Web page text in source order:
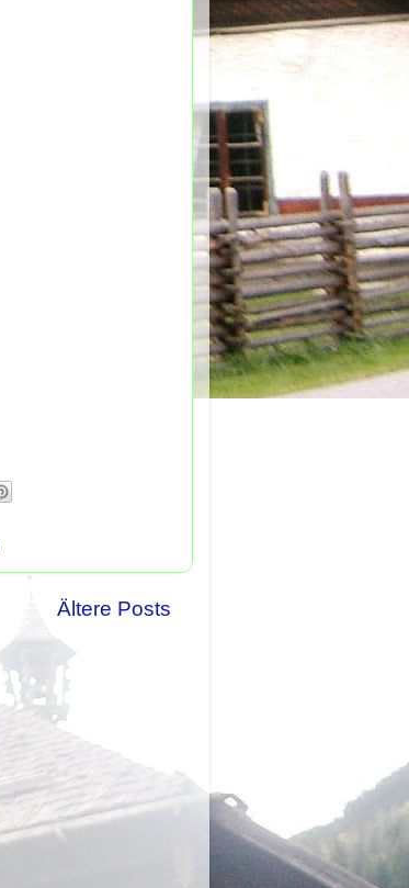
Ältere Posts